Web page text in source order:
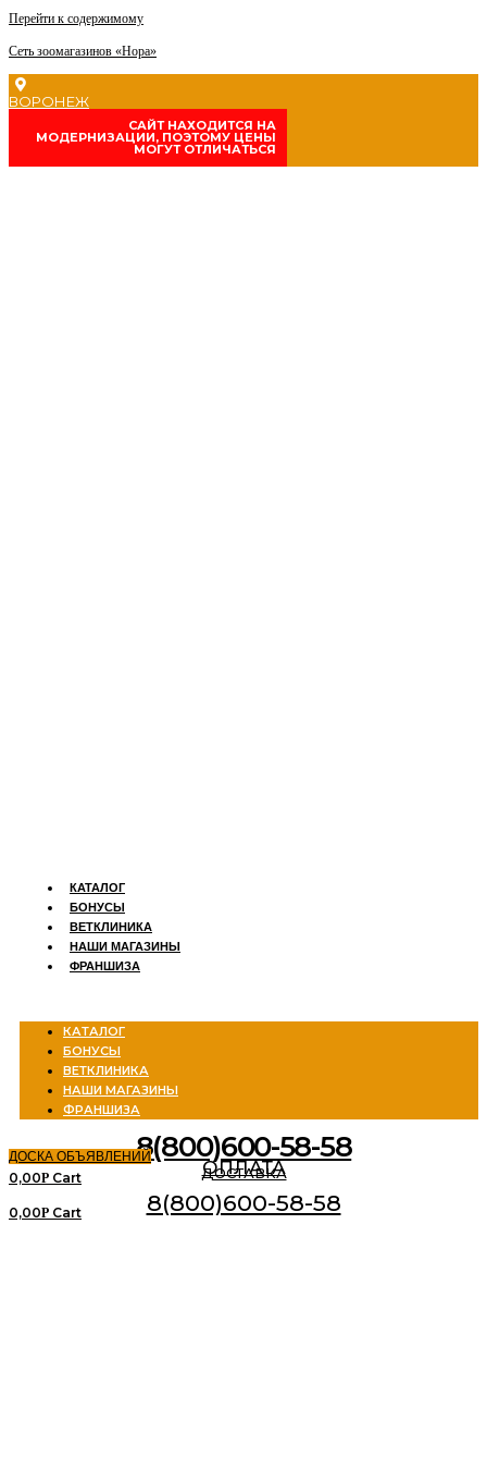
Перейти к содержимому
Сеть зоомагазинов «Нора»
ВОРОНЕЖ
CАЙТ НАХОДИТСЯ НА
МОДЕРНИЗАЦИИ, ПОЭТОМУ ЦЕНЫ
МОГУТ ОТЛИЧАТЬСЯ
КАТАЛОГ
БОНУСЫ
ВЕТКЛИНИКА
НАШИ МАГАЗИНЫ
ФРАНШИЗА
КАТАЛОГ
БОНУСЫ
ВЕТКЛИНИКА
НАШИ МАГАЗИНЫ
ФРАНШИЗА
8(800)600-58-58
ДОСКА ОБЪЯВЛЕНИЙ
ДОСТАВКА
ОПЛАТА
0,00Р Cart
8(800)600-58-58
0,00Р Cart